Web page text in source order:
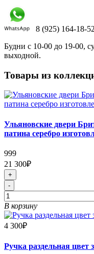
8 (925) 164-18-52
Будни с 10-00 до 19-00,
выходной.
Товары из
Ульяновские двери
патина серебро
999
21 300₽
+
-
В корзину
4 300₽
Ручка раздельная цвет